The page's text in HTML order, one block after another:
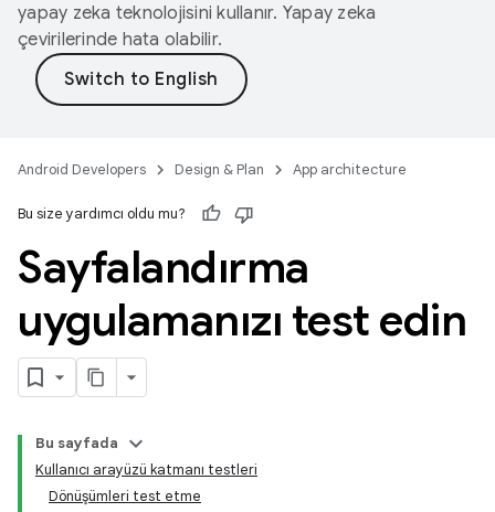
yapay zeka teknolojisini kullanır. Yapay zeka
çevirilerinde hata olabilir.
Android Developers Design & Plan App architecture
Bu size yardımcı oldu mu?
Sayfalandırma
uygulamanızı test edin
Bu sayfada
Kullanıcı arayüzü katmanı testleri
Dönüşümleri test etme